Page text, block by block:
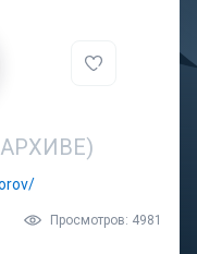
АРХИВЕ)
Просмотров: 4981